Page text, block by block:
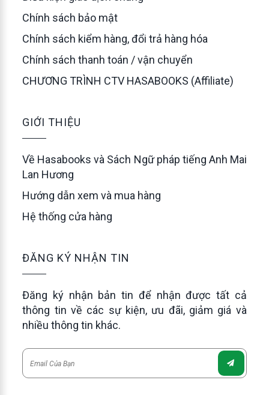
Chính sách bảo mật
Chính sách kiểm hàng, đổi trả hàng hóa
Chính sách thanh toán / vận chuyển
CHƯƠNG TRÌNH CTV HASABOOKS (Affiliate)
GIỚI THIỆU
Về Hasabooks và Sách Ngữ pháp tiếng Anh Mai
Lan Hương
Hướng dẫn xem và mua hàng
Hệ thống cửa hàng
ĐĂNG KÝ NHẬN TIN
Đăng ký nhận bản tin để nhận được tất cả
thông tin về các sự kiện, ưu đãi, giảm giá và
nhiều thông tin khác.